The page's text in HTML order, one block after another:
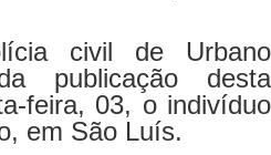
civil de Urbano
publicação desta
feira, 03, o indivíduo
em São Luís.